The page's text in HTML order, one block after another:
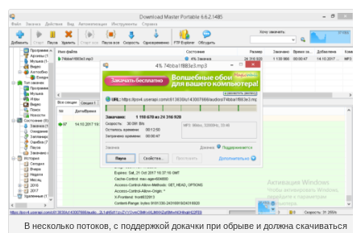
В несколько потоков, с поддержкой докачки при обрыве и должна скачиваться